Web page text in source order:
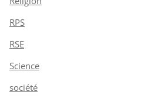
RPS
RSE
Science
société